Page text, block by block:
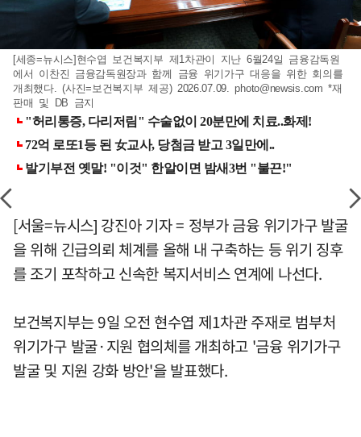
[세종=뉴시스]현수엽 보건복지부 제1차관이 지난 6월24일 금융감독원
에서 이찬진 금융감독원장과 함께 금융 위기가구 대응을 위한 회의를
개최했다. (사진=보건복지부 제공) 2026.07.09.photo@newsis.com *재
판매 및 DB 금지
[서울=뉴시스] 강진아 기자 = 정부가 금융 위기가구 발굴
을 위해 긴급의뢰 체계를 올해 내 구축하는 등 위기 징후
를 조기 포착하고 신속한 복지서비스 연계에 나선다.
보건복지부는 9일 오전 현수엽 제1차관 주재로 범부처
위기가구 발굴·지원 협의체를 개최하고 '금융 위기가구
발굴 및 지원 강화 방안'을 발표했다.